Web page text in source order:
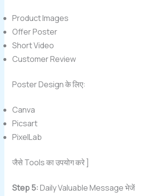
Product Images
Offer Poster
Short Video
Customer Review
Poster Design के लिए:
Canva
Picsart
PixelLab
जैसे Tools का उपयोग करे ]
Step 5:Daily Valuable Message भेजें